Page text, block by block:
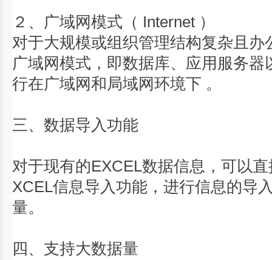
２、广域网模式（ Internet ）
对于大规模或组织管理结构复杂且
广域网模式，即数据库、应用服务
行在广域网和局域网环境下 。
三、数据导入功能
对于现有的EXCEL数据信息，可以
XCEL信息导入功能，进行信息的导
量。
四、支持大数据量